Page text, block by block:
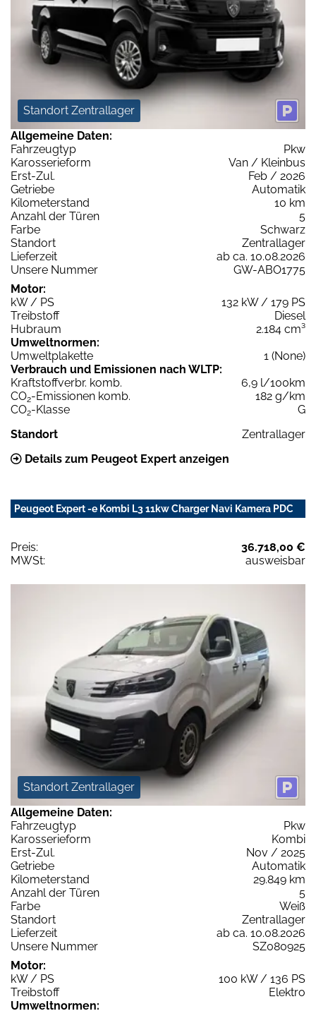
Standort Zentrallager
Allgemeine Daten:
Fahrzeugtyp
Pkw
Karosserieform
Van / Kleinbus
Erst-Zul.
Feb / 2026
Getriebe
Automatik
Kilometerstand
10 km
Anzahl der Türen
5
Farbe
Schwarz
Standort
Zentrallager
Lieferzeit
ab ca. 10.08.2026
Unsere Nummer
GW-ABO1775
Motor:
kW / PS
132 kW / 179 PS
Treibstoff
Diesel
Hubraum
2.184 cm³
Umweltnormen:
Umweltplakette
1 (None)
Verbrauch und Emissionen nach WLTP:
Kraftstoffverbr. komb.
6,9 l/100km
CO2-Emissionen komb.
182 g/km
CO2-Klasse
G
Standort
Zentrallager
Details zum Peugeot Expert anzeigen
Peugeot Expert -e Kombi L3 11kw Charger Navi Kamera PDC
Preis:
36.718,00 €
MWSt:
ausweisbar
Standort Zentrallager
Allgemeine Daten:
Fahrzeugtyp
Pkw
Karosserieform
Kombi
Erst-Zul.
Nov / 2025
Getriebe
Automatik
Kilometerstand
29.849 km
Anzahl der Türen
5
Farbe
Weiß
Standort
Zentrallager
Lieferzeit
ab ca. 10.08.2026
Unsere Nummer
SZ080925
Motor:
kW / PS
100 kW / 136 PS
Treibstoff
Elektro
Umweltnormen: